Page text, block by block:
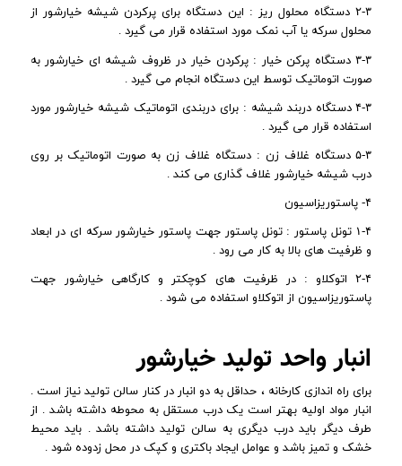
۲-۳ دستگاه محلول ریز : این دستگاه برای پرکردن شیشه خیارشور از
محلول سرکه یا آب نمک مورد استفاده قرار می گیرد .
۳-۳ دستگاه پرکن خیار : پرکردن خیار در ظروف شیشه ای خیارشور به
صورت اتوماتیک توسط این دستگاه انجام می گیرد .
۴-۳ دستگاه دربند شیشه : برای دربندی اتوماتیک شیشه خیارشور مورد
استفاده قرار می گیرد .
۵-۳ دستگاه غلاف زن : دستگاه غلاف زن به صورت اتوماتیک بر روی
درب شیشه خیارشور غلاف گذاری می کند .
۴- پاستوریزاسیون
۱-۴ تونل پاستور : تونل پاستور جهت پاستور خیارشور سرکه ای در ابعاد
و ظرفیت های بالا به کار می رود .
۲-۴ اتوکلاو : در ظرفیت های کوچکتر و کارگاهی خیارشور جهت
پاستوریزاسیون از اتوکلاو استفاده می شود .
انبار واحد تولید خیارشور
برای راه اندازی کارخانه ، حداقل به دو انبار در کنار سالن تولید نیاز است .
انبار مواد اولیه بهتر است یک درب مستقل به محوطه داشته باشد . از
طرف دیگر باید درب دیگری به سالن تولید داشته باشد . باید محیط
خشک و تمیز باشد و عوامل ایجاد باکتری و کپک در محل زدوده شود .